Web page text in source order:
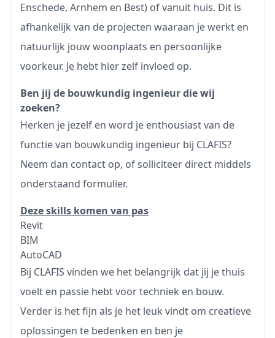
Enschede, Arnhem en Best) of vanuit huis. Dit is
afhankelijk van de projecten waaraan je werkt en
natuurlijk jouw woonplaats en persoonlijke
voorkeur. Je hebt hier zelf invloed op.
Ben jij de bouwkundig ingenieur die wij
zoeken?
Herken je jezelf en word je enthousiast van de
functie van bouwkundig ingenieur bij CLAFIS?
Neem dan contact op, of solliciteer direct middels
onderstaand formulier.
Deze skills komen van pas
Revit
BIM
AutoCAD
Bij CLAFIS vinden we het belangrijk dat jij je thuis
voelt en passie hebt voor techniek en bouw.
Verder is het fijn als je het leuk vindt om creatieve
oplossingen te bedenken en ben je